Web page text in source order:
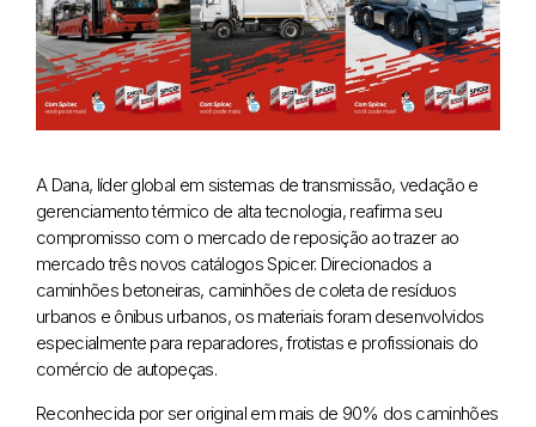
A Dana, líder global em sistemas de transmissão, vedação e
gerenciamento térmico de alta tecnologia, reafirma seu
compromisso com o mercado de reposição ao trazer ao
mercado três novos catálogos Spicer. Direcionados a
caminhões betoneiras, caminhões de coleta de resíduos
urbanos e ônibus urbanos, os materiais foram desenvolvidos
especialmente para reparadores, frotistas e profissionais do
comércio de autopeças.
Reconhecida por ser original em mais de 90% dos caminhões